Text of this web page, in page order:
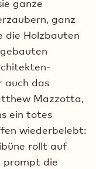
ganze
ganz
die Holzbauten
auch das
Mazzotta,
ein totes
wiederbelebt:
rollt auf
prompt die